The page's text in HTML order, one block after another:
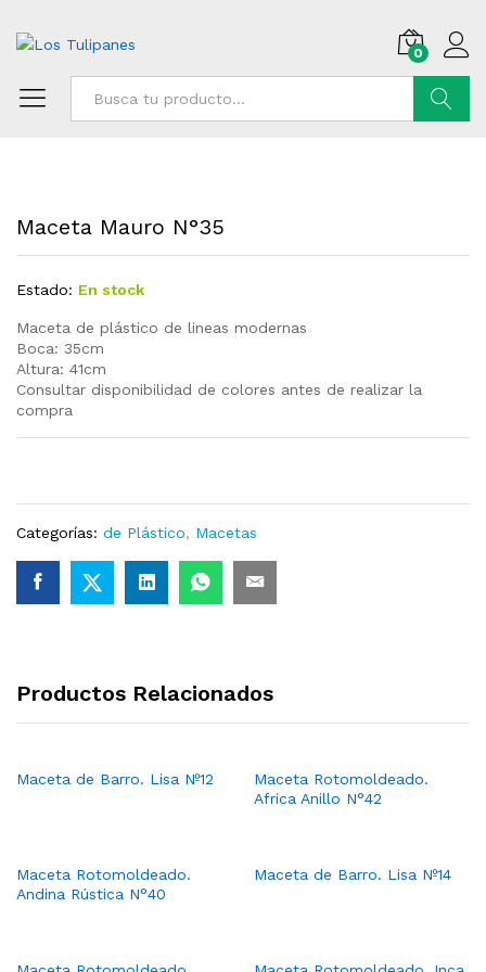
0
Maceta Mauro N°35
Estado: En stock
Maceta de plástico de lineas modernas
Boca: 35cm
Altura: 41cm
Consultar disponibilidad de colores antes de realizar la
compra
Categorías: de Plástico, Macetas
Productos Relacionados
Maceta de Barro. Lisa Nº12
Maceta Rotomoldeado.
Africa Anillo N°42
Maceta Rotomoldeado.
Andina Rústica N°40
Maceta de Barro. Lisa Nº14